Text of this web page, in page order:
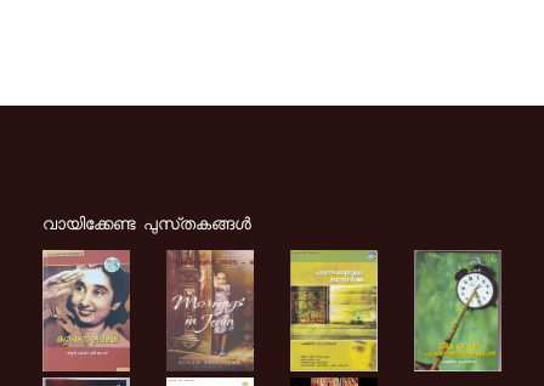
വായിക്കേണ്ട പുസ്‌തകങ്ങള്‍